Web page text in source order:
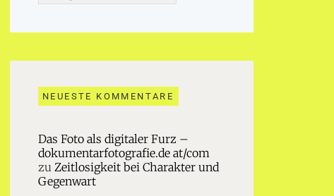
NEUESTE KOMMENTARE
Das Foto als digitaler Furz –
dokumentarfotografie.de at/com
zu Zeitlosigkeit bei Charakter und
Gegenwart